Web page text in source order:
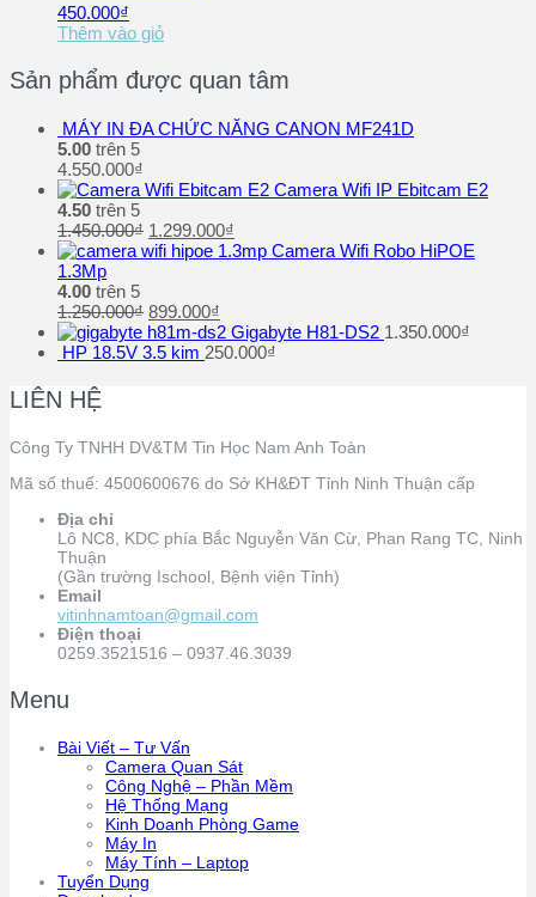
450.000₫
Thêm vào giỏ
Sản phẩm được quan tâm
MÁY IN ĐA CHỨC NĂNG CANON MF241D
5.00 trên 5
4.550.000₫
Camera Wifi IP Ebitcam E2
4.50 trên 5
1.450.000₫ 1.299.000₫
Camera Wifi Robo HiPOE
1.3Mp
4.00 trên 5
1.250.000₫ 899.000₫
Gigabyte H81-DS2 1.350.000₫
HP 18.5V 3.5 kim 250.000₫
LIÊN HỆ
Công Ty TNHH DV&TM Tin Học Nam Anh Toàn
Mã số thuế: 4500600676 do Sở KH&ĐT Tỉnh Ninh Thuận cấp
Địa chỉ
Lô NC8, KDC phía Bắc Nguyễn Văn Cừ, Phan Rang TC, Ninh
Thuận
(Gần trường Ischool, Bệnh viện Tỉnh)
Email
vitinhnamtoan@gmail.com
Điện thoại
0259.3521516 – 0937.46.3039
Menu
Bài Viết – Tư Vấn
Camera Quan Sát
Công Nghệ – Phần Mềm
Hệ Thống Mạng
Kinh Doanh Phòng Game
Máy In
Máy Tính – Laptop
Tuyển Dụng